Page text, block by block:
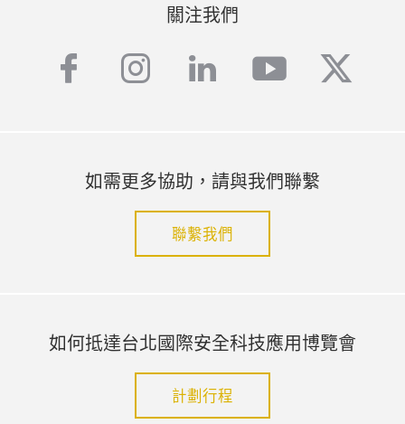
關注我們
facebook
instagram
linkedinyoutube
如需更多協助，請與我們聯繫
聯繫我們
如何抵達台北國際安全科技應用博覽會
計劃行程